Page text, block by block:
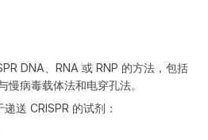
DNA、RNA 或 RNP 的方法，包括
慢病毒载体法和电穿孔法。
送 CRISPR 的试剂：